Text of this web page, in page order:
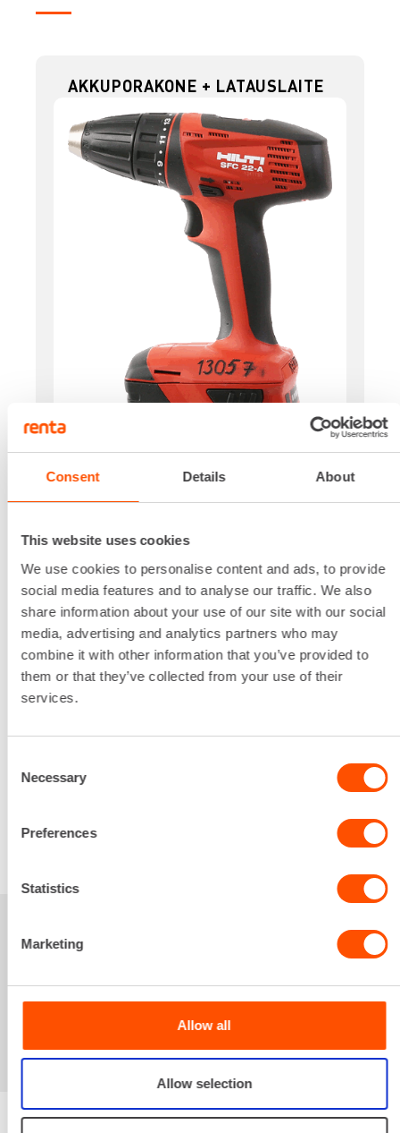
Consent Details About
This website uses cookies
We use cookies to personalise content and ads, to provide
social media features and to analyse our traffic. We also
share information about your use of our site with our social
media, advertising and analytics partners who may
combine it with other information that you’ve provided to
them or that they’ve collected from your use of their
services.
Selection
Necessary
Preferences
Statistics
Marketing
Allow all
Allow selection
AKKUPORAKONE + LATAUSLAITE
Jännite
18 V
54 Nm
Pituus
172 mm
Leveys
79 mm
Korkeus
261 mm
Lataa lisää
Kuukausi
Sinua saattaisi
kiinnostaa myös